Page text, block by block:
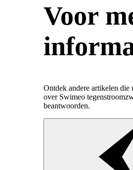
Voor
Ontdek andere artikelen die
over Swimeo
beantwoorden.